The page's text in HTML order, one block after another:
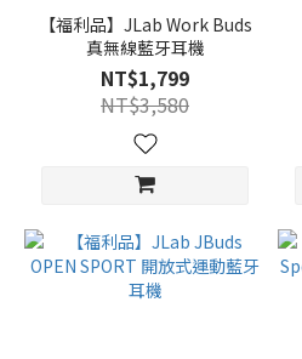
【福利品】JLab Work Buds
真無線藍牙耳機
NT$1,799
NT$3,580